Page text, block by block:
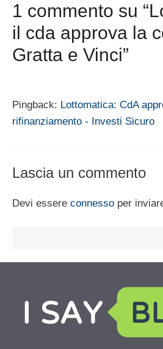
1 commento su
il cda approva la
Gratta e Vinci”
Pingback: Lottomatica: CdA
rifinanziamento - Investi Sicuro
Lascia un commento
Devi essere connesso per